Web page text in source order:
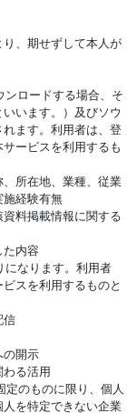
り、期せずして本人が
ロードする場合、そ
います。）及びソウ
ます。利用者は、登
ービスを利用するも
、所在地、業種、従業
施経験有無
資料掲載情報に関する
た内容
になります。利用者
スを利用するものと
信
の開示
わる活用
定のものに限り、個人
を特定できない企業